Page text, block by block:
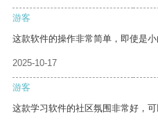
游客
这款软件的操作非常简单，即使是小
2025-10-17
游客
这款学习软件的社区氛围非常好，